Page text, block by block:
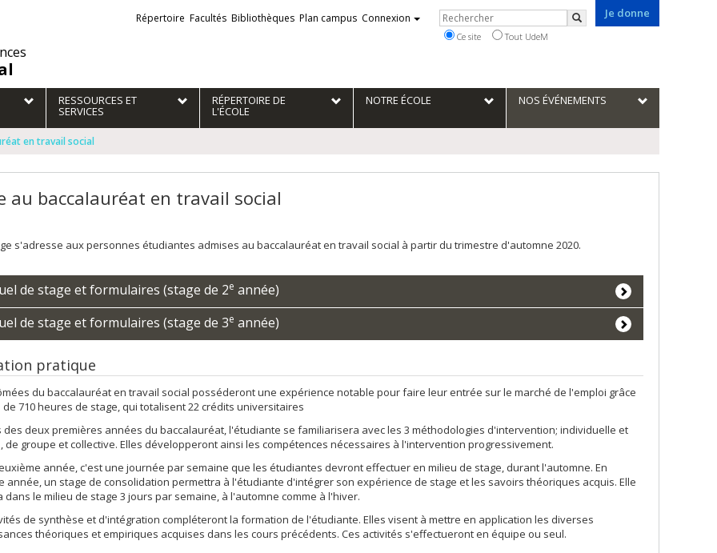
Je donne
Liens
externes
Répertoire Facultés Bibliothèques Plan campus Connexion Rechercher
Rechercher
Ce site Tout UdeM
RESSOURCES ET
SERVICES
RÉPERTOIRE DE
L'ÉCOLE
NOTRE ÉCOLE NOS ÉVÉNEMENTS
en travail social
au baccalauréat en travail social
s'adresse aux personnes étudiantes admises au baccalauréat en travail social à partir du trimestre d'automne 2020.
de stage et formulaires (stage de 2e année)
de stage et formulaires (stage de 3e année)
pratique
du baccalauréat en travail social posséderont une expérience notable pour faire leur entrée sur le marché de l'emploi grâce
710 heures de stage, qui totalisent 22 crédits universitaires
des deux premières années du baccalauréat, l'étudiante se familiarisera avec les 3 méthodologies d'intervention; individuelle et
de groupe et collective. Elles développeront ainsi les compétences nécessaires à l'intervention progressivement.
année, c'est une journée par semaine que les étudiantes devront effectuer en milieu de stage, durant l'automne. En
année, un stage de consolidation permettra à l'étudiante d'intégrer son expérience de stage et les savoirs théoriques acquis. Elle
dans le milieu de stage 3 jours par semaine, à l'automne comme à l'hiver.
de synthèse et d'intégration compléteront la formation de l'étudiante. Elles visent à mettre en application les diverses
théoriques et empiriques acquises dans les cours précédents. Ces activités s'effectueront en équipe ou seul.